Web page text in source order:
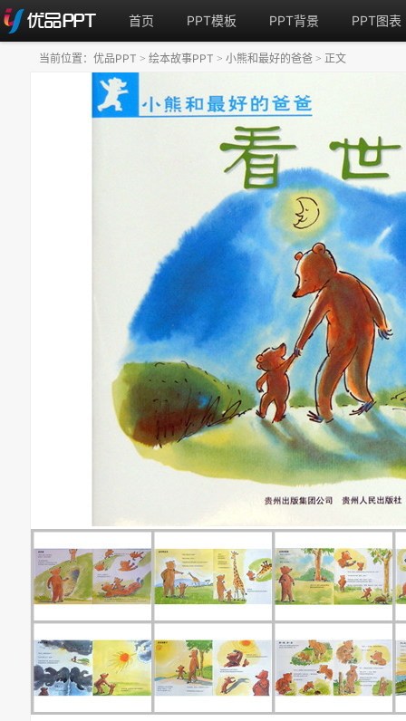
首页 PPT模板 PPT背景 PPT图表
当前位置： 优品PPT > 绘本故事PPT > 小熊和最好的爸爸 > 正文